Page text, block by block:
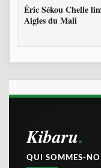
Éric Sékou Chelle
Aigles du Mali
Kibaru
QUI SOMMES-